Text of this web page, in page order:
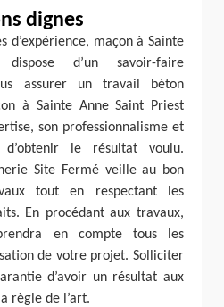
dignes
d’expérience, maçon à Sainte
d’un savoir-faire
assurer un travail béton
à Sainte Anne Saint Priest
son professionnalisme et
le résultat voulu.
Site Fermé veille au bon
tout en respectant les
En procédant aux travaux,
en compte tous les
de votre projet. Solliciter
d’avoir un résultat aux
règle de l’art.